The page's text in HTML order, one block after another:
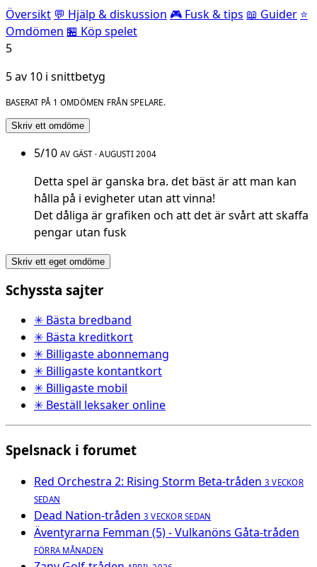
Översikt 💬 Hjälp & diskussion 🎮 Fusk & tips 📖 Guider ⭐
Omdömen 🏪 Köp spelet
5
5 av 10 i snittbetyg
BASERAT PÅ 1 OMDÖMEN FRÅN SPELARE.
Skriv ett omdöme
5/10 AV GÄST · AUGUSTI 2004
Detta spel är ganska bra. det bäst är att man kan
hålla på i evigheter utan att vinna!
Det dåliga är grafiken och att det är svårt att skaffa
pengar utan fusk
Skriv ett eget omdöme
Schyssta sajter
✳ Bästa bredband
✳ Bästa kreditkort
✳ Billigaste abonnemang
✳ Billigaste kontantkort
✳ Billigaste mobil
✳ Beställ leksaker online
Spelsnack i forumet
Red Orchestra 2: Rising Storm Beta-tråden 3 VECKOR
SEDAN
Dead Nation-tråden 3 VECKOR SEDAN
Äventyrarna Femman (5) - Vulkanöns Gåta-tråden
FÖRRA MÅNADEN